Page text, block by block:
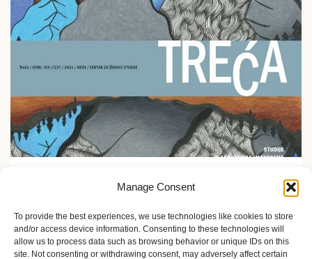
Manage Consent
To provide the best experiences, we use technologies like cookies to store
and/or access device information. Consenting to these technologies will
allow us to process data such as browsing behavior or unique IDs on this
site. Not consenting or withdrawing consent, may adversely affect certain
Zagrebu
5 meseci ago Sandra Iršević